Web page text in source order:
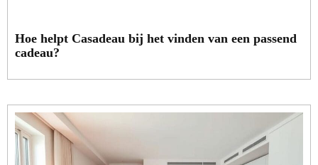
Hoe helpt Casadeau bij het vinden van een passend
cadeau?